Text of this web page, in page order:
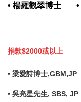
• 楊羅觀翠博士 •
捐款$2000或以上
• 梁愛詩博士,GBM,JP
• 吳亮星先生, SBS, JP